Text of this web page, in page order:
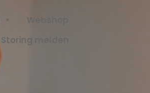
Webshop
Storing melden